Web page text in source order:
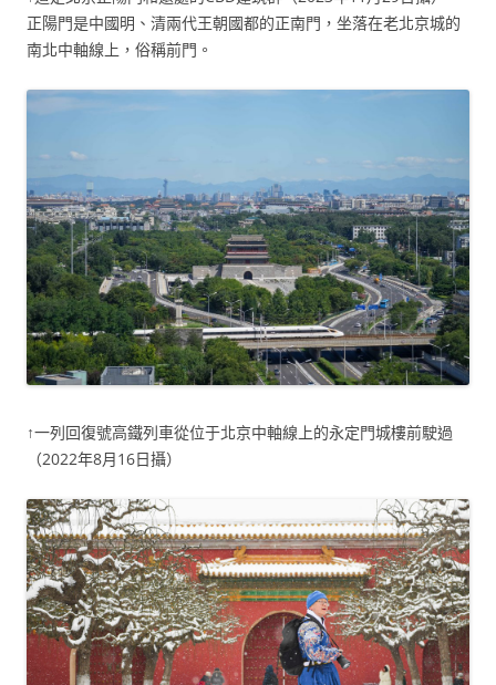
正陽門是中國明、清兩代王朝國都的正南門，坐落在老北京城的
南北中軸線上，俗稱前門。
↑一列回復號高鐵列車從位于北京中軸線上的永定門城樓前駛過
（2022年8月16日攝）